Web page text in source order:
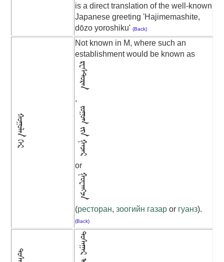
is a direct translation of the well-known
Japanese greeting 'Hajimemashite,
dōzo yoroshiku' (Back)
ᠬᠣᠭᠣᠯᠠᠨ ᠭᠡᠷ
Not known in M, where such an
establishment would be known as
ᠷᠧᠰᠲ᠋ᠣᠷᠠᠨ
,
ᠵᠣᠭᠣᠭ ᠵᠢᠨ ᠭᠠᠵᠠᠷ
or
ᠭᠣᠧᠠᠩᠵᠠ
(ресторан, зоогийн газар or гуанз).
(Back)